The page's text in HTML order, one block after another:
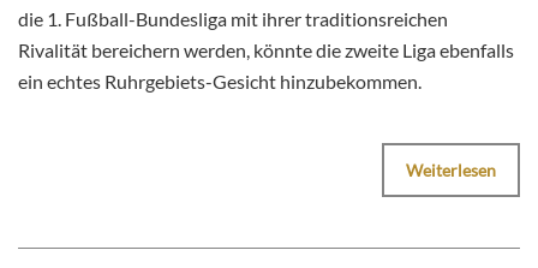
die 1. Fußball-Bundesliga mit ihrer traditionsreichen
Rivalität bereichern werden, könnte die zweite Liga ebenfalls
ein echtes Ruhrgebiets-Gesicht hinzubekommen.
Weiterlesen